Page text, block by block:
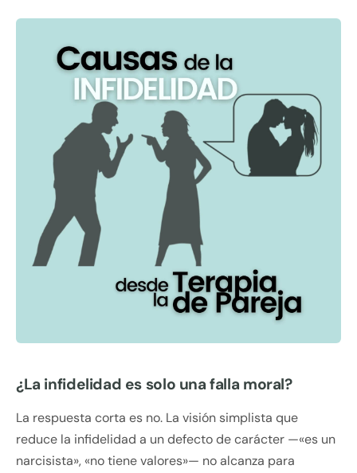
¿La infidelidad es solo una falla moral?
La respuesta corta es no. La visión simplista que
reduce la infidelidad a un defecto de carácter —«es un
narcisista», «no tiene valores»— no alcanza para